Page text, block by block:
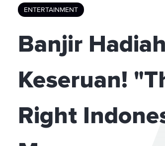
ENTERTAINMENT
Banjir
Keseruan!
Right